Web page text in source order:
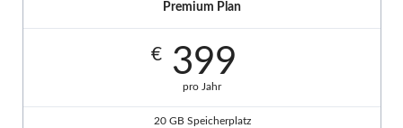
Premium Plan
€ 399
pro Jahr
20 GB Speicherplatz